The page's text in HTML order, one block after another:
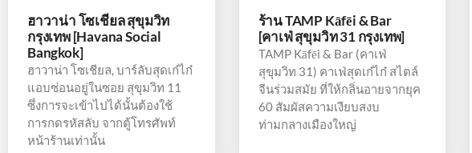
ฮาวาน่า โซเชียล สุขุมวิท
กรุงเทพ [Havana Social
Bangkok]
ฮาวาน่า โซเชียล, บาร์ลับสุดเก๋ไก๋
แอบซ่อนอยู่ในซอย สุขุมวิท 11
ซึ่งการจะเข้าไปได้นั้นต้องใช้
การกดรหัสลับ จากตู้โทรศัพท์
หน้าร้านเท่านั้น
ร้าน TAMP Kāfēi & Bar
[คาเฟ่ สุขุมวิท 31 กรุงเทพ]
TAMP Kāfēi & Bar (คาเฟ่
สุขุมวิท 31) คาเฟ่สุดเก๋ไก๋ สไตล์
จีนร่วมสมัย ที่ให้กลิ่นอายจากยุค
60 สัมผัสความเงียบสงบ
ท่ามกลางเมืองใหญ่